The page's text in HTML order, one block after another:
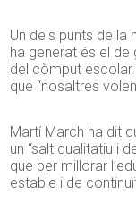
Un dels punts de
ha generat és el
del còmput
que “nosaltres
Martí March ha dit
un “salt qualitatiu i
que per millorar
estable i de